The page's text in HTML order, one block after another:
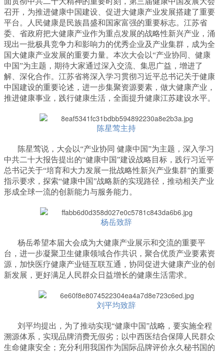
召开，为推进健康中国建设、促进大健康产业发展搭建了重要
平台。人民健康是民族昌盛和国家富强的重要标志。江苏省
委、省政府把大健康产业作为重点发展的战略性新兴产业，涌
现出一批极具竞争力和影响力的优秀企业及产业集群，成为全
国大健康产业发展的重要力量。本次大会以“产业协同、健康
中国”为主题，期待大家通过深入交流、集思广益，增进了
解、深化合作。江苏省将深入学习贯彻习近平总书记关于健康
中国建设的重要论述，进一步集聚资源要素，做大健康产业，
推进健康事业，践行健康生活，全面提升健康江苏建设水平。
陈星莺主持
陈星莺说，大会以“产业协同 健康中国”为主题，深入学习
中共二十大报告提出的“健康中国”建设战略目标，践行习近平
总书记关于“培育和大力发展一批战略性新兴产业集群”的重要
指示要求，探索“健康中国”战略新的实现路径，推动相关产业
形成全球一流的创新能力与服务能力。
杨岳致辞
杨岳希望本届大会成为大健康产业展示和交流的重要平
台，进一步凝聚卫生健康领域合作共识，聚合优质产业要素资
源，加快医疗健康产业链互联互通，协同促进大健康产业的创
新发展，更好满足人民群众日益增长的健康生活需求。
刘平均致辞
刘平均提出，为了推动实现“健康中国”战略，要实施全程
溯源体系，实现品牌消费无假劣；以中西医结合保障人民群众
生命健康安全；充分利用我国作为国际品牌评价永久秘书国的